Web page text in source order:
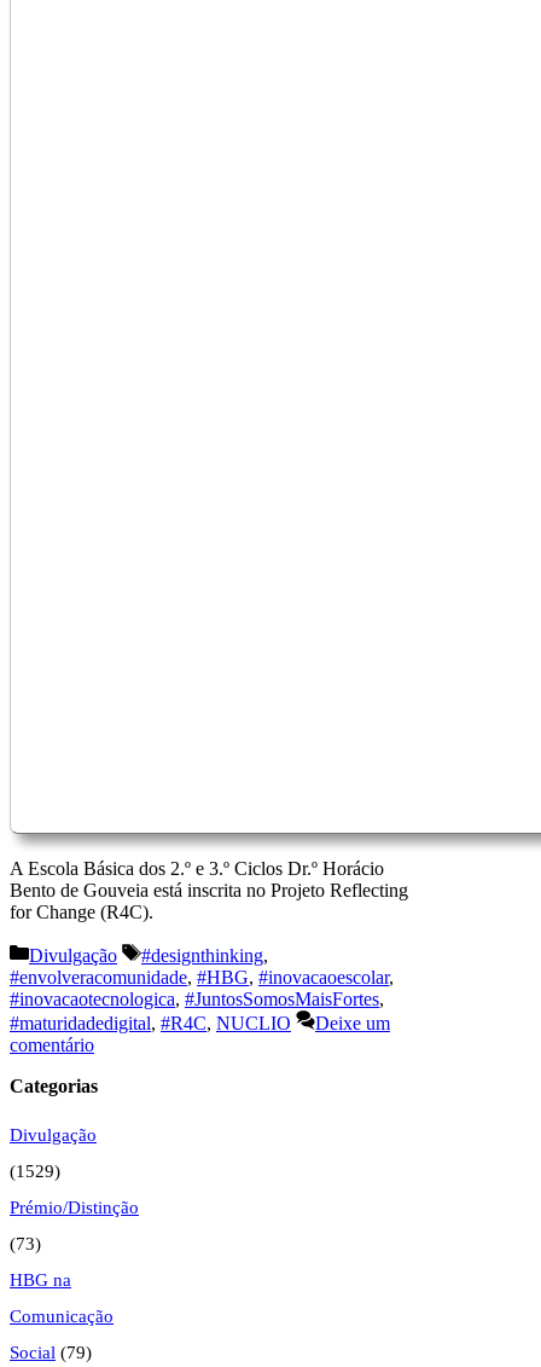
A Escola Básica dos 2.º e 3.º Ciclos Dr.º Horácio
Bento de Gouveia está inscrita no Projeto Reflecting
for Change (R4C).
Categorias
Divulgação Etiquetas
#designthinking,
#envolveracomunidade, #HBG, #inovacaoescolar,
#inovacaotecnologica, #JuntosSomosMaisFortes,
#maturidadedigital, #R4C, NUCLIO
Deixe um
comentário
Categorias
Divulgação
(1529)
Prémio/Distinção
(73)
HBG na
Comunicação
Social (79)